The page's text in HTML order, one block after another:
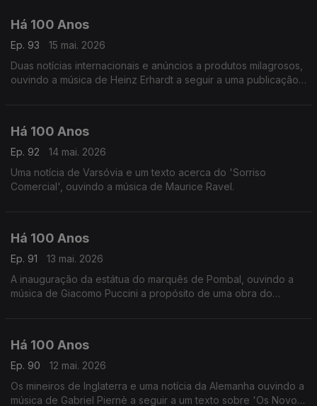
Há 100 Anos
Ep. 93
15 mai. 2026
Duas notícias internacionais e anúncios a produtos milagrosos,
ouvindo a música de Heinz Erhardt a seguir a uma publicação
Há 100 Anos
Ep. 92
14 mai. 2026
Uma notícia de Varsóvia e um texto acerca do 'Sorriso
Comercial', ouvindo a música de Maurice Ravel.
Há 100 Anos
Ep. 91
13 mai. 2026
A inauguração da estátua do marquês de Pombal, ouvindo a
música de Giacomo Puccini a propósito de uma obra do
Há 100 Anos
Ep. 90
12 mai. 2026
Os mineiros de Inglaterra e uma notícia da Alemanha ouvindo a
música de Gabriel Piernè a seguir a um texto sobre 'Os Novos